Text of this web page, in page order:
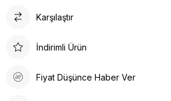
Karşılaştır
İndirimli Ürün
Fiyat Düşünce Haber Ver